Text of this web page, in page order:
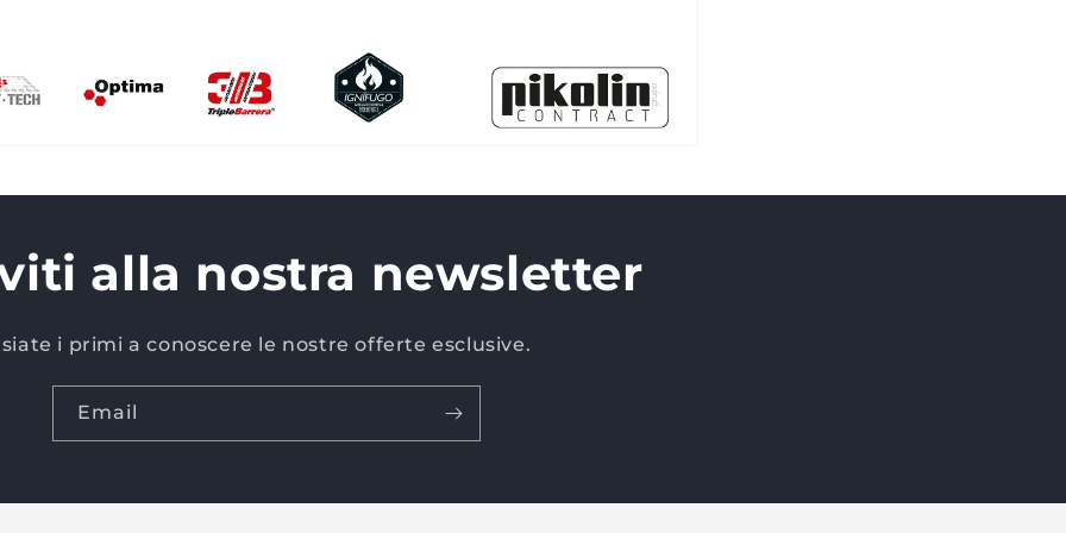
alla nostra newsletter
siate i primi a conoscere le nostre offerte esclusive.
Email